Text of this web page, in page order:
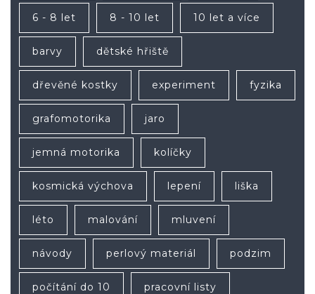
6 - 8 let 8 - 10 let 10 let a více
barvy dětské hřiště
dřevěné kostky experiment fyzika
grafomotorika jaro
jemná motorika kolíčky
kosmická výchova lepení liška
léto malování mluvení
návody perlový materiál podzim
počítání do 10 pracovní listy